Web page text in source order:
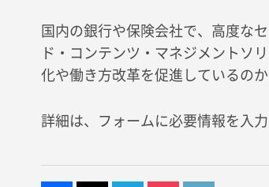
国内の銀行や保険会社で、高度な
ド・コンテンツ・マネジメントソ
化や働き方改革を促進しているのか
詳細は、フォームに必要情報を入